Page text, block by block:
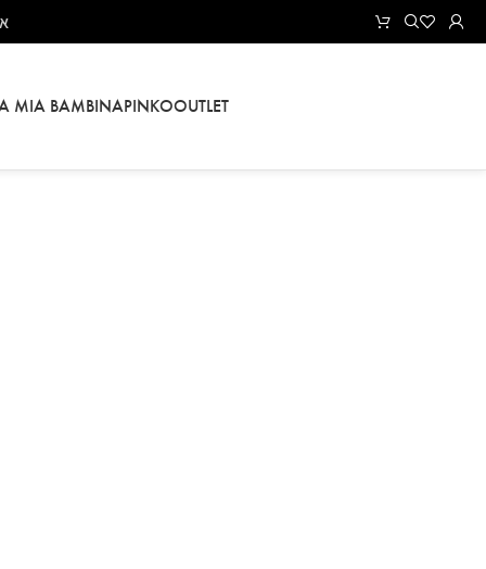
MIA BAMBINAPINKOOUTLET